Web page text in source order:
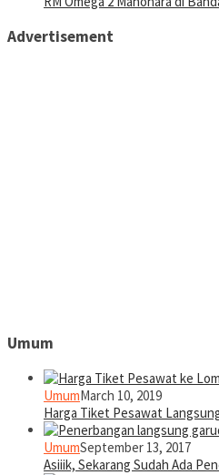
Advertisement
Umum
UmumMarch 10, 2019
Harga Tiket Pesawat
UmumSeptember 13, 2017
Asiiik, Sekarang Sudah Ada